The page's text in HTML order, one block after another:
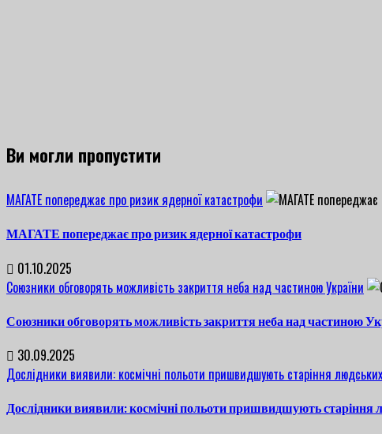
Ви могли пропустити
МАГАТЕ попереджає про ризик ядерної катастрофи
МАГАТЕ попереджає про ризик ядерної катастрофи
01.10.2025
Союзники обговорять можливість закриття неба над частиною України
Союзники обговорять можливість закриття неба над частиною
30.09.2025
Дослідники виявили: космічні польоти пришвидшують старіння
Дослідники виявили: космічні польоти пришвидшують старіння